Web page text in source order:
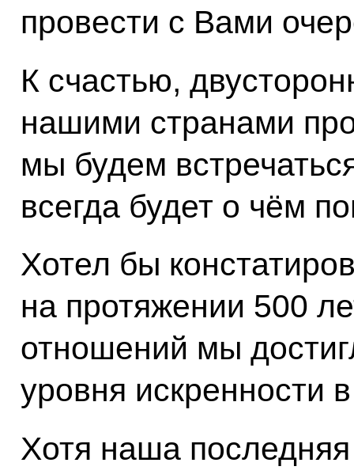
провести с Вами
К счастью,
нашими странами
мы будем
всегда будет о чём
Хотел бы
на протяжении 500
отношений мы
уровня искренности
Хотя наша